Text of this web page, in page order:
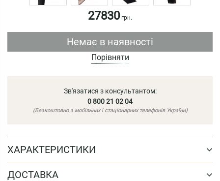
27830грн.
Немає в наявності
Порівняти
Зв'язатися з консультантом:
0 800 21 02 04
(Безкоштовно з мобільних і стаціонарних телефонів України)
ХАРАКТЕРИСТИКИ
ДОСТАВКА